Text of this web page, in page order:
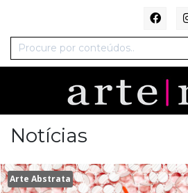
Notícias
Arte Abstrata